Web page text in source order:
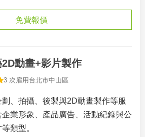
免費報價
動畫+影片製作
3 次雇用 台北市中山區
、拍攝、後製與2D動畫製作等服
業形象、產品廣告、活動紀錄與公
類型。